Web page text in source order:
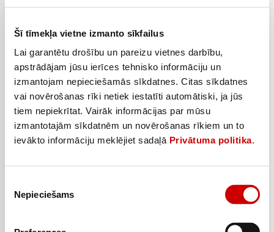
Šī tīmekļa vietne izmanto sīkfailus
Lai garantētu drošību un pareizu vietnes darbību,
apstrādājam jūsu ierīces tehnisko informāciju un
izmantojam nepieciešamās sīkdatnes. Citas sīkdatnes
vai novērošanas rīki netiek iestatīti automātiski, ja jūs
tiem nepiekrītat. Vairāk informācijas par mūsu
izmantotajām sīkdatnēm un novērošanas rīkiem un to
ievākto informāciju meklējiet sadaļā Privātuma politika.
izvēle
Nepieciešams
27€/kg
Pievienot
–50%